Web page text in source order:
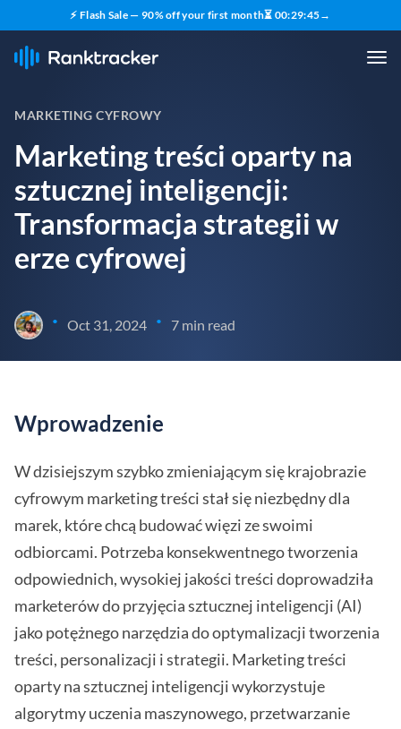
⚡ Flash Sale — 90% off your first month⏳ 00:29:43→
MARKETING CYFROWY
Marketing treści oparty na
sztucznej inteligencji:
Transformacja strategii w
erze cyfrowej
• Oct 31, 2024 • 7 min read
Wprowadzenie
W dzisiejszym szybko zmieniającym się krajobrazie
cyfrowym marketing treści stał się niezbędny dla
marek, które chcą budować więzi ze swoimi
odbiorcami. Potrzeba konsekwentnego tworzenia
odpowiednich, wysokiej jakości treści doprowadziła
marketerów do przyjęcia sztucznej inteligencji (AI)
jako potężnego narzędzia do optymalizacji tworzenia
treści, personalizacji i strategii. Marketing treści
oparty na sztucznej inteligencji wykorzystuje
algorytmy uczenia maszynowego, przetwarzanie